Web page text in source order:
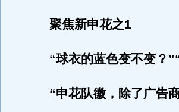
聚焦新申花之1
“球衣的蓝色变不变？
“申花队徽，除了广告商